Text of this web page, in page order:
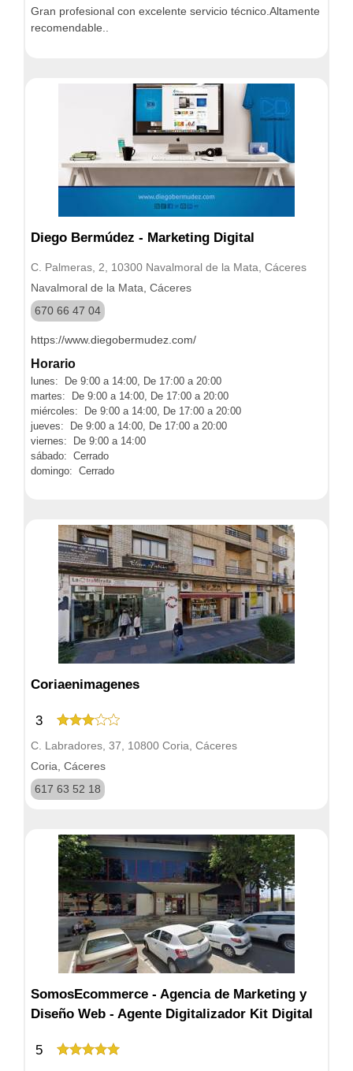
Gran profesional con excelente servicio técnico.Altamente
recomendable..
Diego Bermúdez - Marketing Digital
C. Palmeras, 2, 10300 Navalmoral de la Mata, Cáceres
Navalmoral de la Mata, Cáceres
670 66 47 04
https://www.diegobermudez.com/
Horario
lunes: De 9:00 a 14:00, De 17:00 a 20:00
martes: De 9:00 a 14:00, De 17:00 a 20:00
miércoles: De 9:00 a 14:00, De 17:00 a 20:00
jueves: De 9:00 a 14:00, De 17:00 a 20:00
viernes: De 9:00 a 14:00
sábado: Cerrado
domingo: Cerrado
Coriaenimagenes
3
C. Labradores, 37, 10800 Coria, Cáceres
Coria, Cáceres
617 63 52 18
SomosEcommerce - Agencia de Marketing y
Diseño Web - Agente Digitalizador Kit Digital
5